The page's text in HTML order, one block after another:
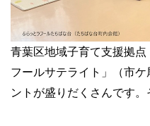
青葉区地域子育て支援拠
フールサテライト」（市
ントが盛りだくさんです。